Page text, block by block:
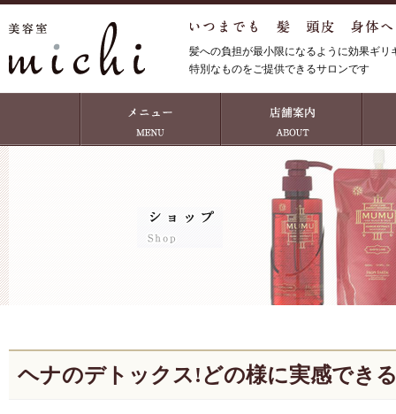
髪への負担が最小限になるように効果ギ
特別なものをご提供できるサロンです
ヘナのデトックス!どの様に実感でき